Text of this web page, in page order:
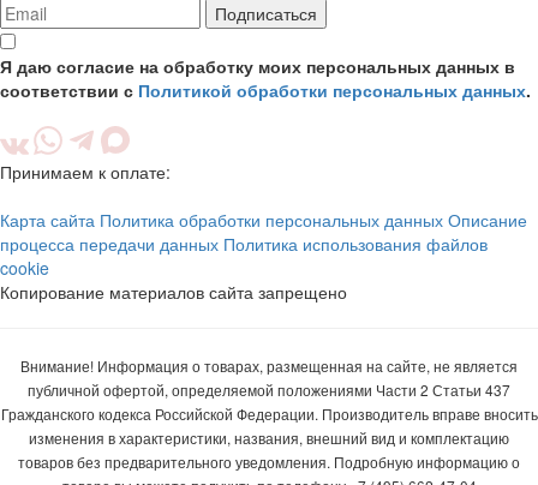
Подписаться
Я даю согласие на обработку моих персональных данных в
соответствии с Политикой обработки персональных данных.
Принимаем к оплате:
Карта сайта Политика обработки персональных данных Описание
процесса передачи данных Политика использования файлов
cookie
Копирование материалов сайта запрещено
Внимание! Информация о товарах, размещенная на сайте, не является
публичной офертой, определяемой положениями Части 2 Статьи 437
Гражданского кодекса Российской Федерации. Производитель вправе вносить
изменения в характеристики, названия, внешний вид и комплектацию
товаров без предварительного уведомления. Подробную информацию о